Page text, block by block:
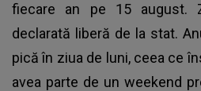
fiecare an pe 15 august.
declarată liberă de la stat.
pică în ziua de luni, ceea ce
avea parte de un weekend